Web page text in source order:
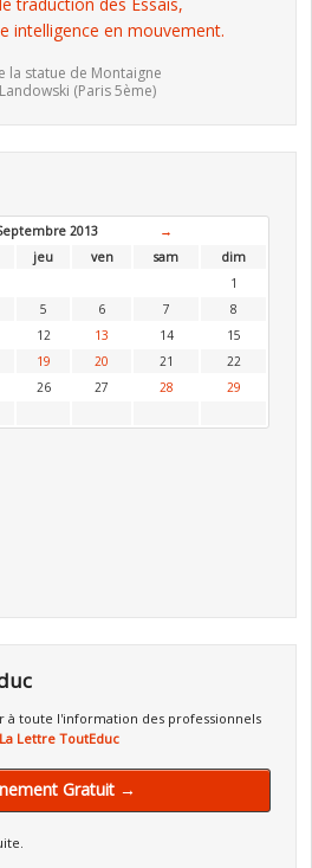
intelligence en mouvement.
la statue de Montaigne
(Paris 5ème)
2013
→
jeu ven sam
dim
1
5 6 7
8
12 13 14
15
19 20 21
22
26 27 28
29
à toute l'information des professionnels
La Lettre ToutEduc
Gratuit →